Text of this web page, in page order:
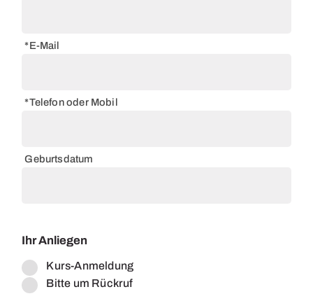
*E-Mail
*Telefon oder Mobil
Geburtsdatum
Ihr Anliegen
Kurs-Anmeldung
Bitte um Rückruf